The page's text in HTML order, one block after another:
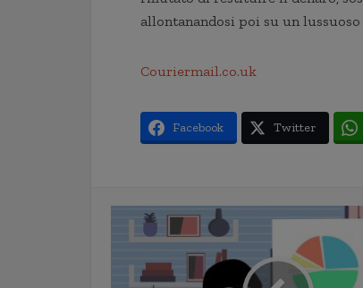
allontanandosi poi su un lussuoso
Couriermail.co.uk
Facebook Twitter